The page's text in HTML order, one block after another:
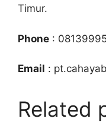
Timur.
Phone :
Email :
Related